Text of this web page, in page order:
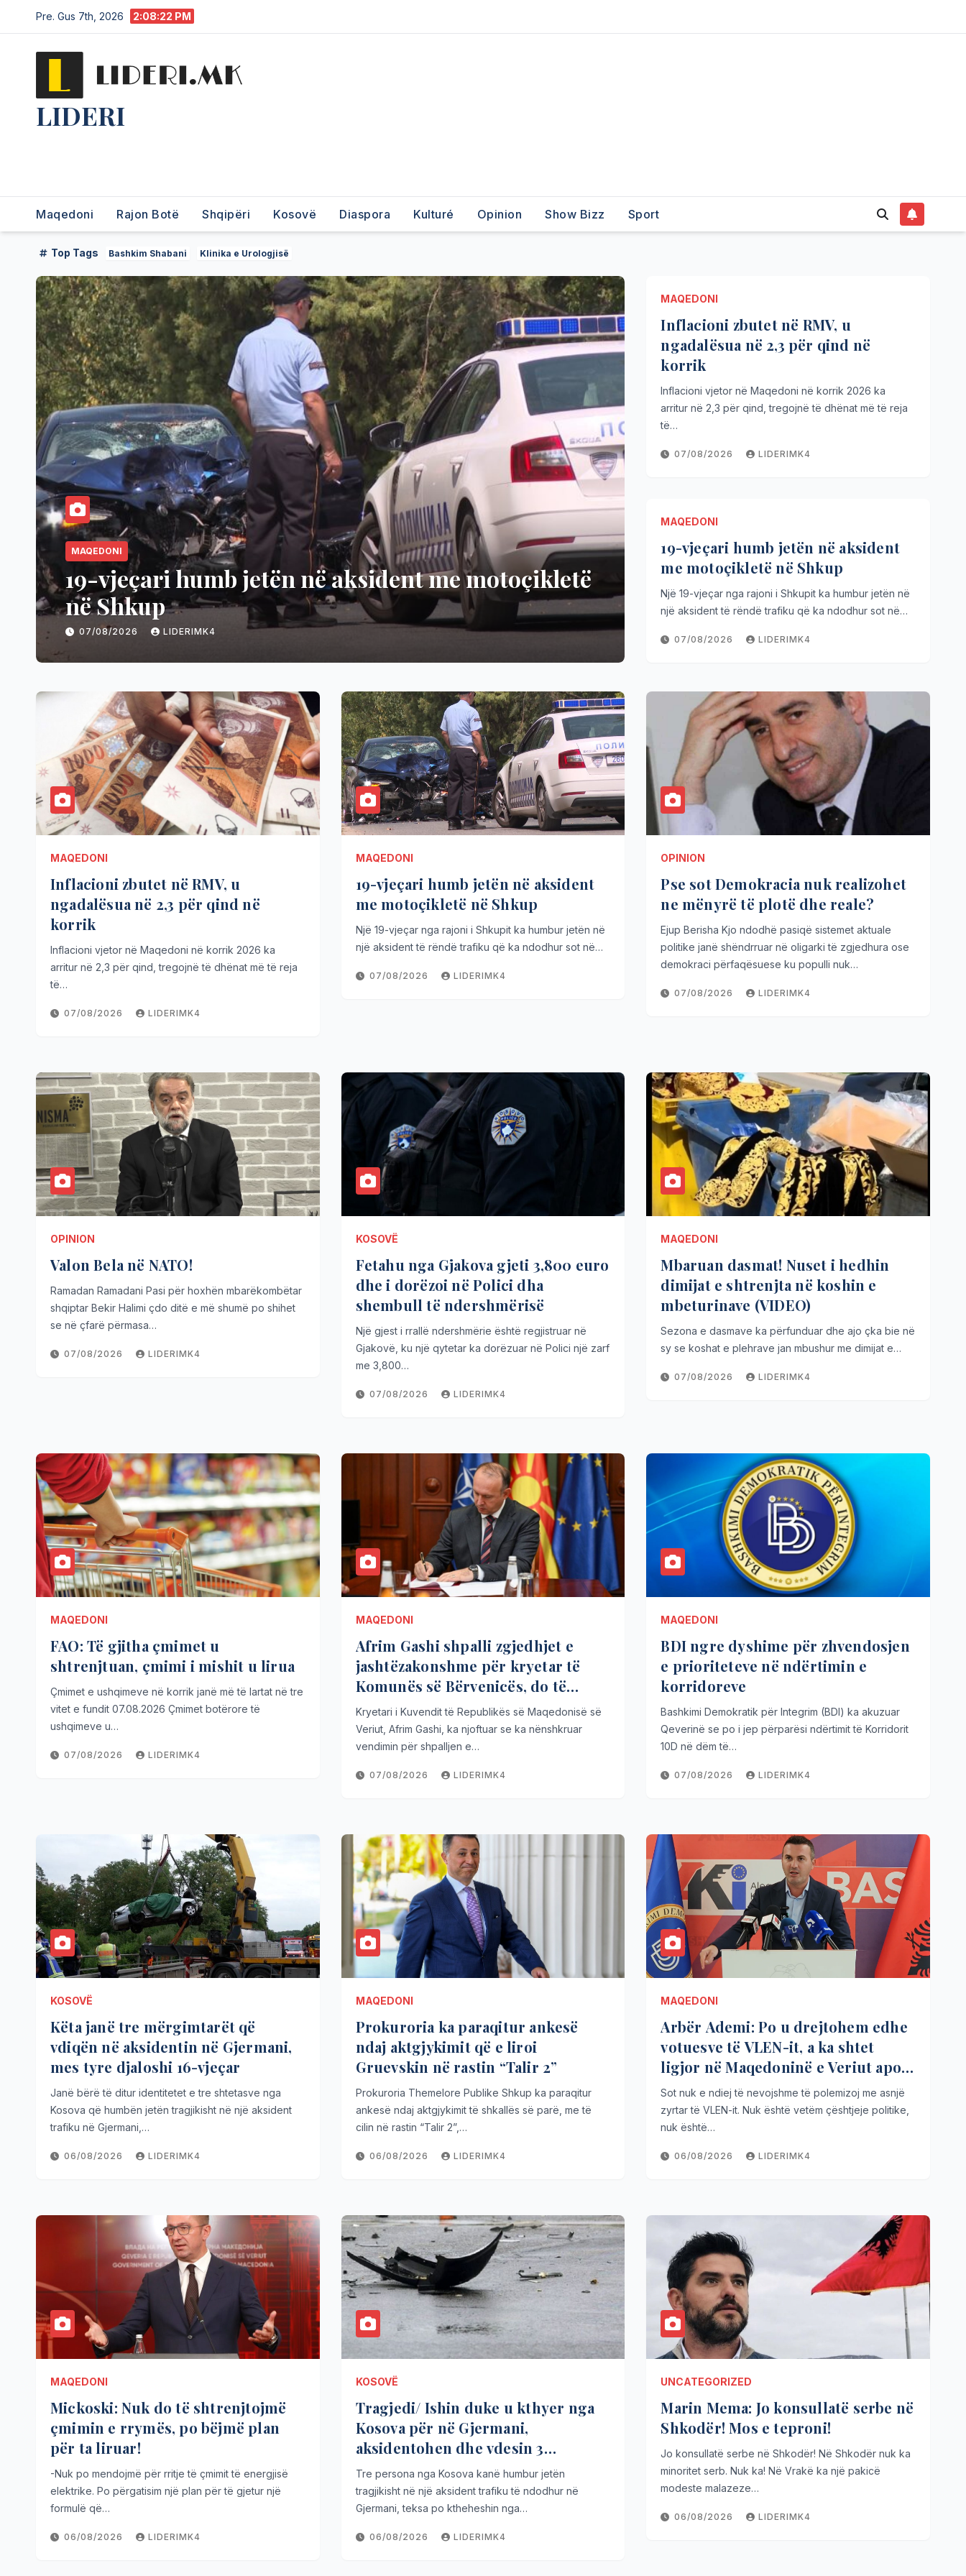
Pre. Gus 7th, 2026 2:08:23 PM
LIDERI
Maqedoni Rajon Botë Shqipëri Kosovë Diaspora Kulturé Opinion Show Bizz Sport
Top Tags Bashkim Shabani Klinika e Urologjisë
motoçikletë
MAQEDONI
Mbaruan dasmat! Nuset i hedhin dimijat e
shtrenjta në koshin e mbeturinave (VIDEO)
07/08/2026
MAQEDONI
FAO: Të
mishit u lirua
MAQEDONI
Inflacioni zbutet në RMV, u
ngadalësua në 2,3 për qind në
korrik
Inflacioni vjetor në Maqedoni në korrik 2026 ka
arritur në 2,3 për qind, tregojnë të dhënat më të reja
të…
07/08/2026 LIDERIMK4
MAQEDONI
19-vjeçari humb jetën në aksident
me motoçikletë në Shkup
Një 19-vjeçar nga rajoni i Shkupit ka humbur jetën në
një aksident të rëndë trafiku që ka ndodhur sot në…
07/08/2026 LIDERIMK4
MAQEDONI
Inflacioni zbutet në RMV, u
ngadalësua në 2,3 për qind në
korrik
Inflacioni vjetor në Maqedoni në korrik 2026 ka
arritur në 2,3 për qind, tregojnë të dhënat më të reja
të…
07/08/2026 LIDERIMK4
MAQEDONI
19-vjeçari humb jetën në aksident
me motoçikletë në Shkup
Një 19-vjeçar nga rajoni i Shkupit ka humbur jetën në
një aksident të rëndë trafiku që ka ndodhur sot në…
07/08/2026 LIDERIMK4
OPINION
Pse sot Demokracia nuk realizohet
ne mënyrë të plotë dhe reale?
Ejup Berisha Kjo ndodhë pasiqë sistemet aktuale
politike janë shëndrruar në oligarki të zgjedhura ose
demokraci përfaqësuese ku populli nuk…
07/08/2026 LIDERIMK4
OPINION
Valon Bela në NATO!
Ramadan Ramadani Pasi për hoxhën mbarëkombëtar
shqiptar Bekir Halimi çdo ditë e më shumë po shihet
se në çfarë përmasa…
07/08/2026 LIDERIMK4
KOSOVË
Fetahu nga Gjakova gjeti 3,800 euro
dhe i dorëzoi në Polici dha
shembull të ndershmërisë
Një gjest i rrallë ndershmërie është regjistruar në
Gjakovë, ku një qytetar ka dorëzuar në Polici një zarf
me 3,800…
07/08/2026 LIDERIMK4
MAQEDONI
Mbaruan dasmat! Nuset i hedhin
dimijat e shtrenjta në koshin e
mbeturinave (VIDEO)
Sezona e dasmave ka përfunduar dhe ajo çka bie në
sy se koshat e plehrave jan mbushur me dimijat e…
07/08/2026 LIDERIMK4
MAQEDONI
FAO: Të gjitha çmimet u
shtrenjtuan, çmimi i mishit u lirua
Çmimet e ushqimeve në korrik janë më të lartat në tre
vitet e fundit 07.08.2026 Çmimet botërore të
ushqimeve u…
07/08/2026 LIDERIMK4
MAQEDONI
Afrim Gashi shpalli zgjedhjet e
jashtëzakonshme për kryetar të
Komunës së Bërvenicës, do të
mbahen më 18 tetor
Kryetari i Kuvendit të Republikës së Maqedonisë së
Veriut, Afrim Gashi, ka njoftuar se ka nënshkruar
vendimin për shpalljen e…
07/08/2026 LIDERIMK4
MAQEDONI
BDI ngre dyshime për zhvendosjen
e prioriteteve në ndërtimin e
korridoreve
Bashkimi Demokratik për Integrim (BDI) ka akuzuar
Qeverinë se po i jep përparësi ndërtimit të Korridorit
10D në dëm të…
07/08/2026 LIDERIMK4
KOSOVË
Këta janë tre mërgimtarët që
vdiqën në aksidentin në Gjermani,
mes tyre djaloshi 16-vjeçar
Janë bërë të ditur identitetet e tre shtetasve nga
Kosova që humbën jetën tragjikisht në një aksident
trafiku në Gjermani,…
06/08/2026 LIDERIMK4
MAQEDONI
Prokuroria ka paraqitur ankesë
ndaj aktgjykimit që e liroi
Gruevskin në rastin “Talir 2”
Prokuroria Themelore Publike Shkup ka paraqitur
ankesë ndaj aktgjykimit të shkallës së parë, me të
cilin në rastin “Talir 2”,…
06/08/2026 LIDERIMK4
MAQEDONI
Arbër Ademi: Po u drejtohem edhe
votuesve të VLEN-it, a ka shtet
ligjor në Maqedoninë e Veriut apo
s’ka fare?
Sot nuk e ndiej të nevojshme të polemizoj me asnjë
zyrtar të VLEN-it. Nuk është vetëm çështjeje politike,
nuk është…
06/08/2026 LIDERIMK4
MAQEDONI
Mickoski: Nuk do të shtrenjtojmë
çmimin e rrymës, po bëjmë plan
për ta liruar!
-Nuk po mendojmë për rritje të çmimit të energjisë
elektrike. Po përgatisim një plan për të gjetur një
formulë që…
06/08/2026 LIDERIMK4
KOSOVË
Tragjedi/ Ishin duke u kthyer nga
Kosova për në Gjermani,
aksidentohen dhe vdesin 3
mërgimtar
Tre persona nga Kosova kanë humbur jetën
tragjikisht në një aksident trafiku të ndodhur në
Gjermani, teksa po ktheheshin nga…
06/08/2026 LIDERIMK4
UNCATEGORIZED
Marin Mema: Jo konsullatë serbe në
Shkodër! Mos e teproni!
Jo konsullatë serbe në Shkodër! Në Shkodër nuk ka
minoritet serb. Nuk ka! Në Vrakë ka një pakicë
modeste malazeze…
06/08/2026 LIDERIMK4